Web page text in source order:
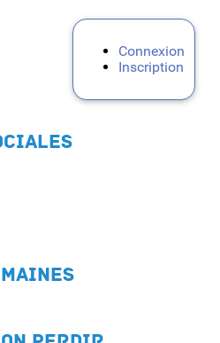
Connexion
Inscription